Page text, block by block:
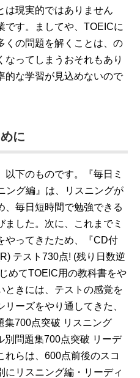
は現実的ではありません
です。ましてや、TOEICに
くの問題を解くことは、の
なってしまうおそれもあり
的な学習が見込めないので
に
以下のものです。『毎日ミ
グ編』は、リスニングが
、毎日短時間で勉強できる
ました。次に、これまでミ
やってきたため、『CD付
テスト730点! (残り日数逆
めてTOEIC用の教科書をや
ときには、テストの感覚を
ーズをやり通してきた、
集700点突破 リスニング
別問題集700点突破 リーデ
れらは、600点前後のスコ
にリスニング編・リーディ